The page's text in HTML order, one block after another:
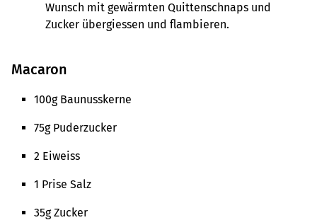
Wunsch mit gewärmten Quittenschnaps und
Zucker übergiessen und flambieren.
Macaron
100g Baunusskerne
75g Puderzucker
2 Eiweiss
1 Prise Salz
35g Zucker